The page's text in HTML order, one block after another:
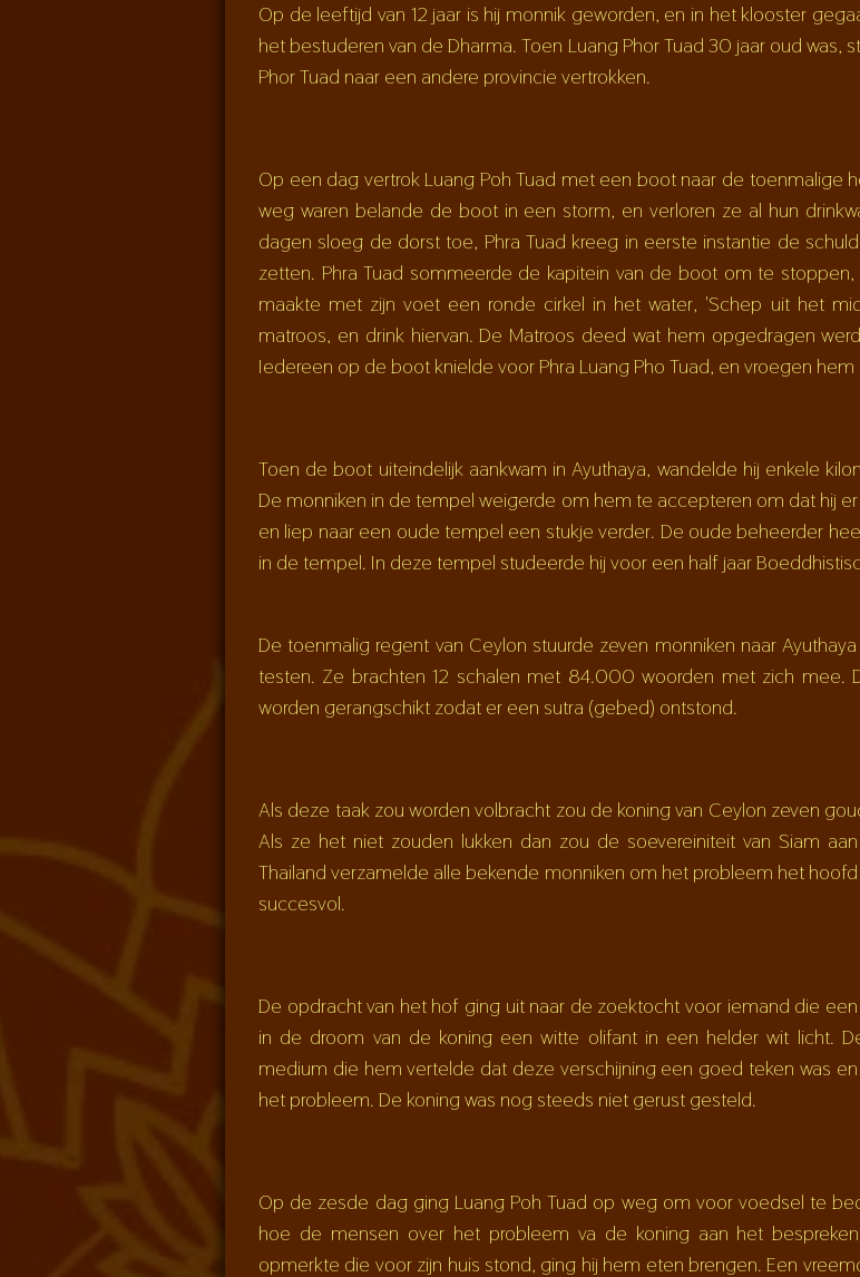
Op de leeftijd van 12 jaar is hij monnik geworden, en in het klooster
het bestuderen van de Dharma. Toen Luang Phor Tuad 30 jaar oud was,
Phor Tuad naar een andere provincie vertrokken.
Op een dag vertrok Luang Poh Tuad met een boot naar de toenmalige
weg waren belande de boot in een storm, en verloren ze al hun
dagen sloeg de dorst toe, Phra Tuad kreeg in eerste instantie de
zetten. Phra Tuad sommeerde de kapitein van de boot om te
maakte met zijn voet een ronde cirkel in het water, 'Schep uit het
matroos, en drink hiervan. De Matroos deed wat hem opgedragen
Iedereen op de boot knielde voor Phra Luang Pho Tuad, en vroegen
Toen de boot uiteindelijk aankwam in Ayuthaya, wandelde hij enkele
De monniken in de tempel weigerde om hem te accepteren om dat hij
en liep naar een oude tempel een stukje verder. De oude beheerder
in de tempel. In deze tempel studeerde hij voor een half jaar
De toenmalig regent van Ceylon stuurde zeven monniken naar
testen. Ze brachten 12 schalen met 84.000 woorden met zich mee.
worden gerangschikt zodat er een sutra (gebed) ontstond.
Als deze taak zou worden volbracht zou de koning van Ceylon zeven
Als ze het niet zouden lukken dan zou de soevereiniteit van Siam
Thailand verzamelde alle bekende monniken om het probleem het
succesvol.
De opdracht van het hof ging uit naar de zoektocht voor iemand die
in de droom van de koning een witte olifant in een helder wit licht.
medium die hem vertelde dat deze verschijning een goed teken was
het probleem. De koning was nog steeds niet gerust gesteld.
Op de zesde dag ging Luang Poh Tuad op weg om voor voedsel te
hoe de mensen over het probleem va de koning aan het
opmerkte die voor zijn huis stond, ging hij hem eten brengen. Een